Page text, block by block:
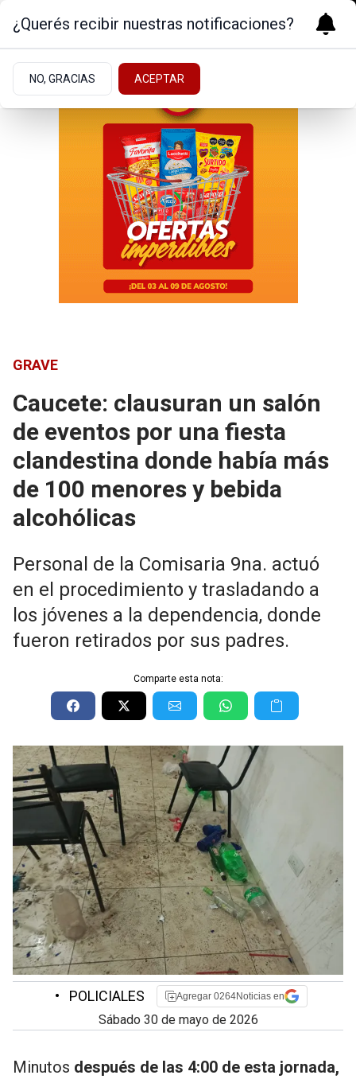
GRAVE
Caucete: clausuran un salón
de eventos por una fiesta
clandestina donde había más
de 100 menores y bebida
alcohólicas
Personal de la Comisaria 9na. actuó
en el procedimiento y trasladando a
los jóvenes a la dependencia, donde
fueron retirados por sus padres.
Comparte esta nota:
• POLICIALES Agregar 0264Noticias en
sábado 30 de mayo de 2026
Minutos después de las 4:00 de esta jornada,
¿Querés recibir nuestras notificaciones?
NO, GRACIAS ACEPTAR